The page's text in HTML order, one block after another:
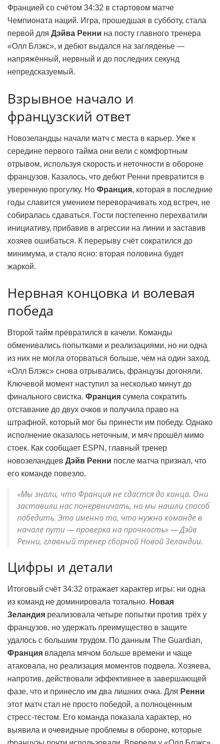
Францией со счётом 34:32 в стартовом матче
Чемпионата наций. Игра, прошедшая в субботу, стала
первой для Дэйва Ренни на посту главного тренера
«Олл Блэкс», и дебют выдался на загляденье —
напряжённый, нервный и до последних секунд
непредсказуемый.
Взрывное начало и
французский ответ
Новозеландцы начали матч с места в карьер. Уже к
середине первого тайма они вели с комфортным
отрывом, используя скорость и неточности в обороне
французов. Казалось, что дебют Ренни превратится в
уверенную прогулку. Но Франция, которая в последние
годы славится умением переворачивать ход встреч, не
собиралась сдаваться. Гости постепенно перехватили
инициативу, прибавив в агрессии на линии и заставив
хозяев ошибаться. К перерыву счёт сократился до
минимума, и стало ясно: вторая половина будет
жаркой.
Нервная концовка и волевая
победа
Второй тайм превратился в качели. Команды
обменивались попытками и реализациями, но ни одна
из них не могла оторваться больше, чем на один заход.
«Олл Блэкс» снова отрывались, французы догоняли.
Ключевой момент наступил за несколько минут до
финального свистка. Франция сумела сократить
отставание до двух очков и получила право на
штрафной, который мог бы принести им победу. Однако
исполнение оказалось неточным, и мяч прошёл мимо
стоек. Как сообщает ESPN, главный тренер
новозеландцев Дэйв Ренни после матча признал, что
его команде повезло.
«Мы знали, что Франция не сдастся до конца. Они
заставили нас понервничать, но мы нашли способ
победить. Это именно то, что нужно команде в
начале пути — проверка на прочность» — Дэйв
Ренни, главный тренер сборной Новой Зеландии.
Цифры и детали
Итоговый счёт 34:32 отражает характер игры: ни одна
из команд не доминировала тотально. Новая
Зеландия реализовала четыре попытки против трёх у
французов, но удержать преимущество в защите
удалось с большим трудом. По данным The Guardian,
Франция владела мячом больше времени и чаще
атаковала, но реализация моментов подвела. Хозяева,
напротив, действовали эффективнее в завершающей
фазе, что и принесло им два лишних очка. Для Ренни
этот матч стал не просто победой, а полноценным
стресс-тестом. Его команда показала характер, но
выявила и очевидные проблемы в обороне, которые